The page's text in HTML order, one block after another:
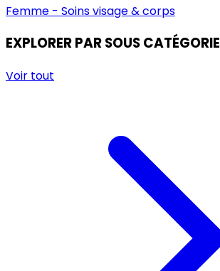
Femme - Soins visage & corps
EXPLORER PAR SOUS CATÉGORIE
Voir tout